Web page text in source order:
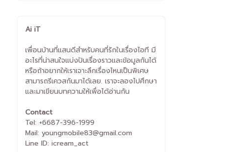
Ai iT
เพื่อนบ้านที่แสนดีสำหรับคนที่รักในเรื่องไอที มี
อะไรที่น่าสนใจแบ่งปันเรื่องราวและข้อมูลกันได้
หรือถ้าอยากให้เราเจาะลึกเรื่องไหนเป็นพิเศษ
สามารถรีเควสกันมาได้เลย. เราจะลองไปศึกษา
และมาเขียนบทความให้เพื่อได้อ่านกัน
Contact
Tel: +6687-396-1999
Mail: youngmobile83@gmail.com
Line ID: icream_act